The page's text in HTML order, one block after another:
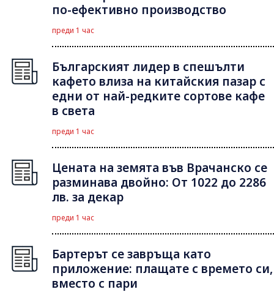
по-ефективно производство
преди 1 час
Българският лидер в спешълти
кафето влиза на китайския пазар с
едни от най-редките сортове кафе
в света
преди 1 час
Цената на земята във Врачанско се
разминава двойно: От 1022 до 2286
лв. за декар
преди 1 час
Бартерът се завръща като
приложение: плащате с времето си,
вместо с пари